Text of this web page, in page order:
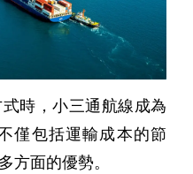
時，小三通航線成為
僅包括運輸成本的節
方面的優勢。